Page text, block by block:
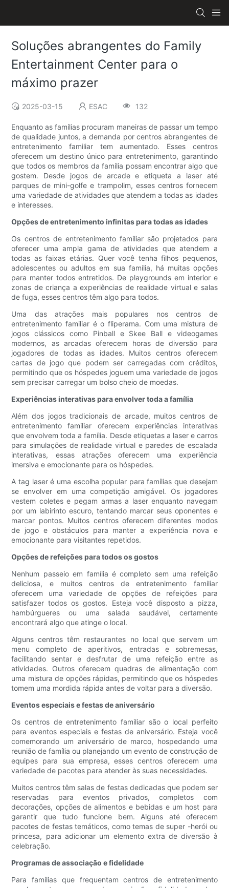
Soluções abrangentes do Family
Entertainment Center para o
máximo prazer
2025-03-15 ESAC 132
Enquanto as famílias procuram maneiras de passar um tempo
de qualidade juntos, a demanda por centros abrangentes de
entretenimento familiar tem aumentado. Esses centros
oferecem um destino único para entretenimento, garantindo
que todos os membros da família possam encontrar algo que
gostem. Desde jogos de arcade e etiqueta a laser até
parques de mini-golfe e trampolim, esses centros fornecem
uma variedade de atividades que atendem a todas as idades
e interesses.
Opções de entretenimento infinitas para todas as idades
Os centros de entretenimento familiar são projetados para
oferecer uma ampla gama de atividades que atendem a
todas as faixas etárias. Quer você tenha filhos pequenos,
adolescentes ou adultos em sua família, há muitas opções
para manter todos entretidos. De playgrounds em interior e
zonas de criança a experiências de realidade virtual e salas
de fuga, esses centros têm algo para todos.
Uma das atrações mais populares nos centros de
entretenimento familiar é o fliperama. Com uma mistura de
jogos clássicos como Pinball e Skee Ball e videogames
modernos, as arcadas oferecem horas de diversão para
jogadores de todas as idades. Muitos centros oferecem
cartas de jogo que podem ser carregadas com créditos,
permitindo que os hóspedes joguem uma variedade de jogos
sem precisar carregar um bolso cheio de moedas.
Experiências interativas para envolver toda a família
Além dos jogos tradicionais de arcade, muitos centros de
entretenimento familiar oferecem experiências interativas
que envolvem toda a família. Desde etiquetas a laser e carros
para simulações de realidade virtual e paredes de escalada
interativas, essas atrações oferecem uma experiência
imersiva e emocionante para os hóspedes.
A tag laser é uma escolha popular para famílias que desejam
se envolver em uma competição amigável. Os jogadores
vestem coletes e pegam armas a laser enquanto navegam
por um labirinto escuro, tentando marcar seus oponentes e
marcar pontos. Muitos centros oferecem diferentes modos
de jogo e obstáculos para manter a experiência nova e
emocionante para visitantes repetidos.
Opções de refeições para todos os gostos
Nenhum passeio em família é completo sem uma refeição
deliciosa, e muitos centros de entretenimento familiar
oferecem uma variedade de opções de refeições para
satisfazer todos os gostos. Esteja você disposto a pizza,
hambúrgueres ou uma salada saudável, certamente
encontrará algo que atinge o local.
Alguns centros têm restaurantes no local que servem um
menu completo de aperitivos, entradas e sobremesas,
facilitando sentar e desfrutar de uma refeição entre as
atividades. Outros oferecem quadras de alimentação com
uma mistura de opções rápidas, permitindo que os hóspedes
tomem uma mordida rápida antes de voltar para a diversão.
Eventos especiais e festas de aniversário
Os centros de entretenimento familiar são o local perfeito
para eventos especiais e festas de aniversário. Esteja você
comemorando um aniversário de marco, hospedando uma
reunião de família ou planejando um evento de construção de
equipes para sua empresa, esses centros oferecem uma
variedade de pacotes para atender às suas necessidades.
Muitos centros têm salas de festas dedicadas que podem ser
reservadas para eventos privados, completos com
decorações, opções de alimentos e bebidas e um host para
garantir que tudo funcione bem. Alguns até oferecem
pacotes de festas temáticos, como temas de super -herói ou
princesa, para adicionar um elemento extra de diversão à
celebração.
Programas de associação e fidelidade
Para famílias que frequentam centros de entretenimento